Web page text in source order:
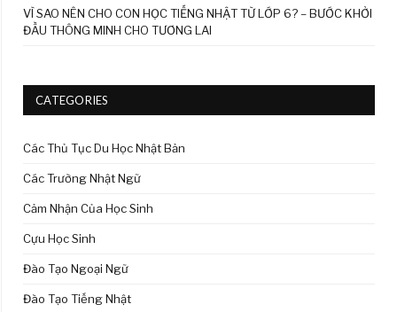
VÌ SAO NÊN CHO CON HỌC TIẾNG NHẬT TỪ LỚP 6? – BƯỚC KHỞI
ĐẦU THÔNG MINH CHO TƯƠNG LAI
CATEGORIES
Các Thủ Tục Du Học Nhật Bản
Các Trường Nhật Ngữ
Cảm Nhận Của Học Sinh
Cựu Học Sinh
Đào Tạo Ngoại Ngữ
Đào Tạo Tiếng Nhật